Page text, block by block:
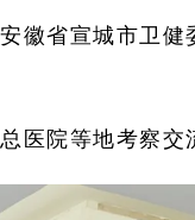
徽省宣城市卫
医院等地考察交